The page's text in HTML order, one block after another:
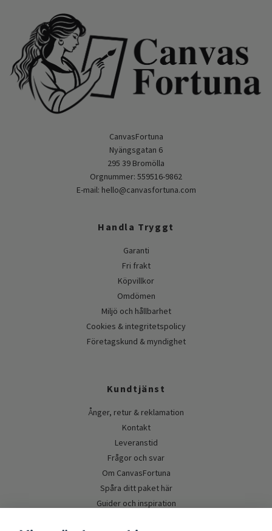
CanvasFortuna
Nyängsgatan 6
295 39 Bromölla
Orgnummer: 559516-9862
E-mail: hello@canvasfortuna.com
Handla Tryggt
Garanti
Fri frakt
Köpvillkor
Omdömen
Miljö och hållbarhet
Cookies & integritetspolicy
Företagskund & myndighet
Kundtjänst
Ånger, retur & reklamation
Kontakt
Leveranstid
Frågor och svar
Om CanvasFortuna
Spåra ditt paket här
Guider och inspiration